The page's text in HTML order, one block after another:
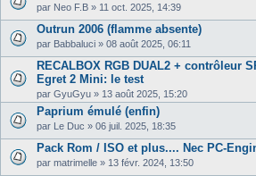
par Neo F.B » 11 oct. 2025, 14:39
Outrun 2006 (flamme absente)
par Babbaluci » 08 août 2025, 06:11
RECALBOX RGB DUAL2 + contrôleur
Egret 2 Mini: le test
par GyuGyu » 13 août 2025, 15:20
Paprium émulé (enfin)
par Le Duc » 06 juil. 2025, 18:35
Pack Rom / ISO et plus.... Nec PC-
par matrimelle » 13 févr. 2024, 13:50